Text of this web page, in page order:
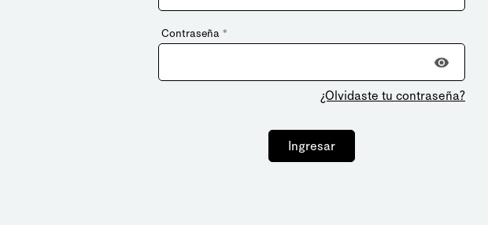
Contraseña *
¿Olvidaste tu contraseña?
Ingresar